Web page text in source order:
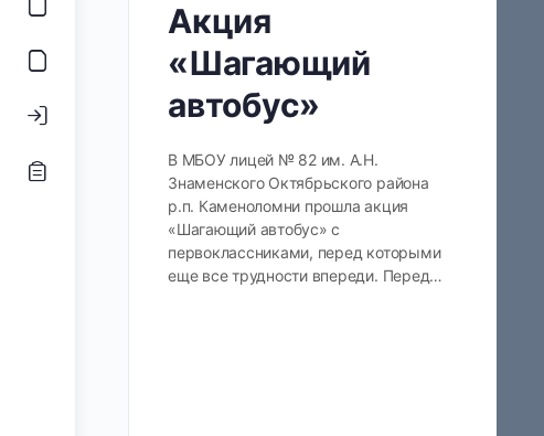
Акция
«Шагающий
автобус»
В МБОУ лицей № 82 им. А.Н.
Знаменского Октябрьского района
р.п. Каменоломни прошла акция
«Шагающий автобус» с
первоклассниками, перед которыми
еще все трудности впереди. Перед…